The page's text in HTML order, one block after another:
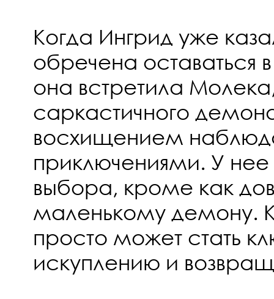
Когда Ингрид уже
обречена оставаться
она встретила
саркастичного
восхищением
приключениями. У нее
выбора, кроме как
маленькому демону.
просто может стать
искуплению и